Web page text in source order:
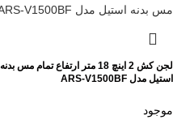
لجن کش 2 اینچ 18 متر ارتفاع تمام مس بدنه
استیل مدل ARS-V1500BF
موجود